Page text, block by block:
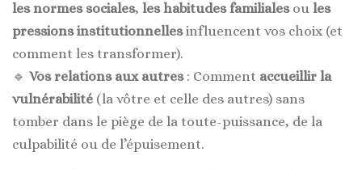
les normes sociales, les habitudes familialesou les
pressions institutionnellesinfluencent vos choix (et
comment les transformer).
🔹 Vos relations aux autres: Comment accueillir la
vulnérabilité (la vôtre et celle des autres) sans
tomber dans le piège de la toute-puissance, de la
culpabilité ou de l’épuisement.